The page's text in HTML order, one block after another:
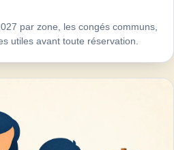
par zone, les congés communs,
utiles avant toute réservation.